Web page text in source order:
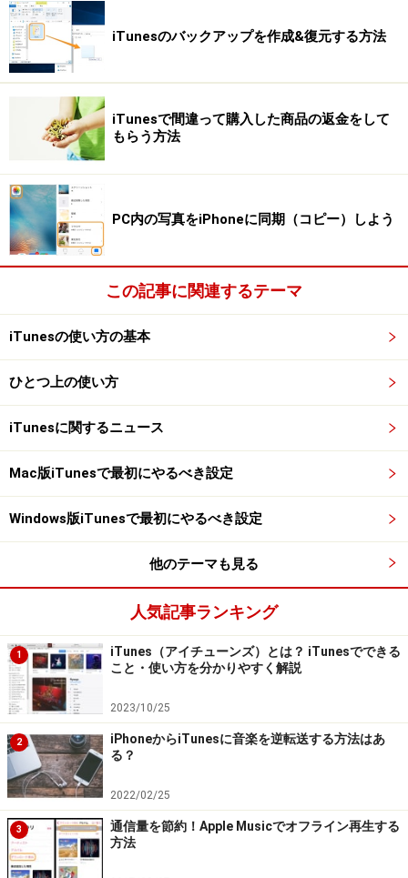
かはお好みで。
アートワークを大きく表示した場合。
右端にあるリストのアイコンをクリックすると、次に流
れる曲の一覧を確認できます。シャッフル再生のとき
に、次に流れる曲を知りたいときに便利ですが、何が流
れるかわからないのがシャッフル再生の楽しみでもある
ので、ガイドはあまり使っていません。
次に流れる曲の一覧
なお、左上の［×］をクリックすると、元の大きいウィン
ドウに戻ります。
次ページ：ミニプレーヤーの小技を2つ紹介！
※OSやアプリ、ソフトのバージョンによっては画面表示、操作方
法が異なる可能性があります。
1/2
iTunesのバックアップを作成&復元する方法
iTunesで間違って購入した商品の返金をして
もらう方法
PC内の写真をiPhoneに同期（コピー）しよう
この記事に関連するテーマ
iTunesの使い方の基本
ひとつ上の使い方
iTunesに関するニュース
Mac版iTunesで最初にやるべき設定
Windows版iTunesで最初にやるべき設定
他のテーマも見る
人気記事ランキング
1
iTunes（アイチューンズ）とは？ iTunesでできる
こと・使い方を分かりやすく解説
2023/10/25
2
iPhoneからiTunesに音楽を逆転送する方法はあ
る？
2022/02/25
3
通信量を節約！Apple Musicでオフライン再生する
方法